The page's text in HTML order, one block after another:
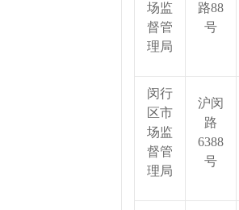
场监
督管
理局
路88
号
闵行
区市
场监
督管
理局
沪闵
路
6388
号